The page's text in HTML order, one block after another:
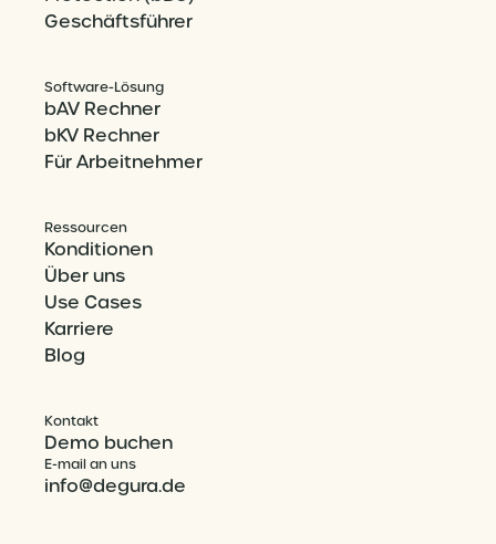
Geschäftsführer
Software-Lösung
bAV Rechner
bKV Rechner
Für Arbeitnehmer
Ressourcen
Konditionen
Über uns
Use Cases
Karriere
Blog
Kontakt
Demo buchen
E-mail an uns
info@degura.de